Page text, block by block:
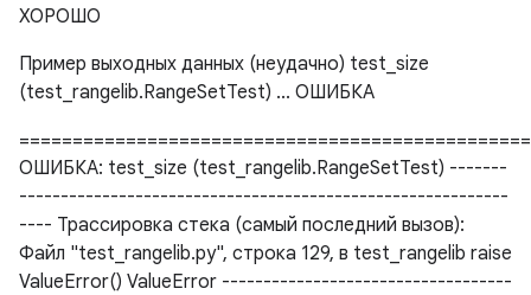
ХОРОШО
Пример выходных данных (неудачно) test_size
(test_rangelib.RangeSetTest) ... ОШИБКА
ОШИБКА: test_size (test_rangelib.RangeSetTest) -------
-----------------------------------------------------------
---- Трассировка стека (самый последний вызов):
Файл "test_rangelib.py", строка 129, в test_rangelib raise
ValueError() ValueError -----------------------------------